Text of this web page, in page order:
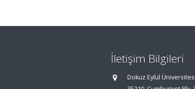
İletişim Bilgileri
Dokuz Eylül